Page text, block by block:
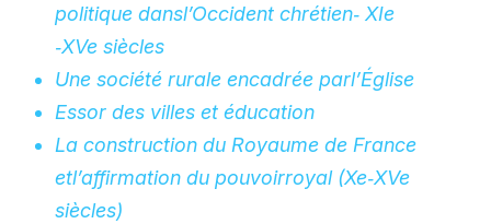
politique dansl’Occident chrétien‐ XIe
‐XVe siècles
Une société rurale encadrée parl’Église
Essor des villes et éducation
La construction du Royaume de France
etl’affirmation du pouvoirroyal (Xe‐XVe
siècles)